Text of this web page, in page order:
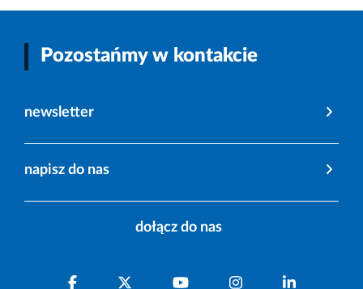
Pozostańmy w kontakcie
newsletter
napisz do nas
dołącz do nas